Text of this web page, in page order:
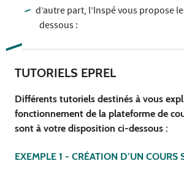
d’autre part, l’Inspé vous propose
dessous :
TUTORIELS EPREL
Différents tutoriels destinés à vous
fonctionnement de la plateforme de
sont à votre disposition ci-dessous :
EXEMPLE 1 - CRÉATION D’UN COURS